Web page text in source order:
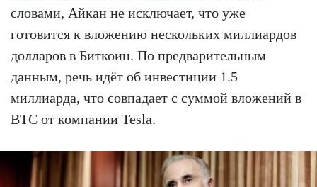
словами, Айкан не исключает, что уже
готовится к вложению нескольких миллиардов
долларов в Биткоин. По предварительным
данным, речь идёт об инвестиции 1.5
миллиарда, что совпадает с суммой вложений в
BTC от компании Tesla.